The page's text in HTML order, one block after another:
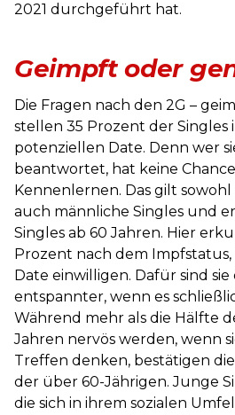
2021 durchgeführt hat.
Geimpft oder
Die Fragen nach den 2G –
stellen 35 Prozent der Singles
potenziellen Date. Denn wer
beantwortet, hat keine
Kennenlernen. Das gilt
auch männliche Singles und
Singles ab 60 Jahren. Hier
Prozent nach dem Impfstatus,
Date einwilligen. Dafür sind
entspannter, wenn es
Während mehr als die Hälfte
Jahren nervös werden, wenn
Treffen denken, bestätigen
der über 60-Jährigen. Junge
die sich in ihrem sozialen